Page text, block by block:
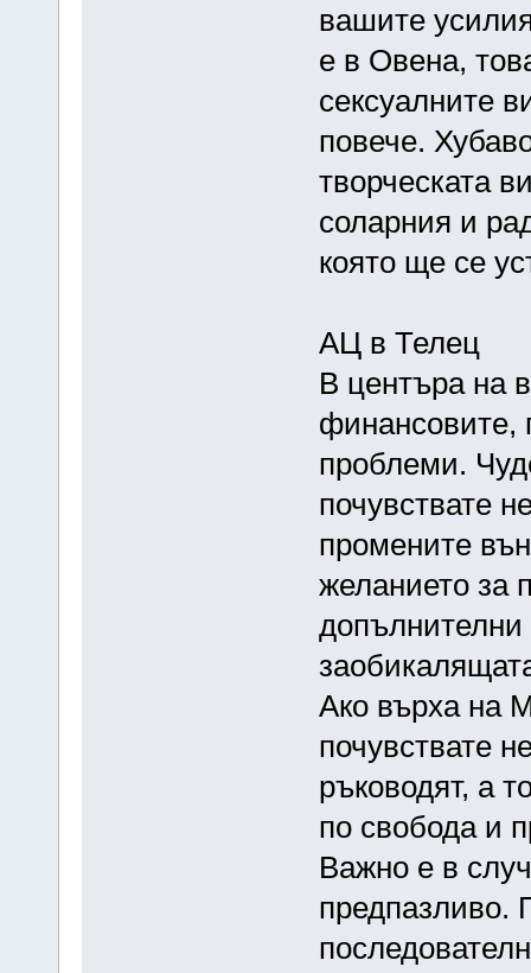
вашите
е в Овена,
сексуалните
повече.
творческата
соларния и
която ще се
АЦ в Телец
В центъра на
финансовите,
проблеми.
почувствате
промените
желанието за
Ако върха на
почувствате
ръководят, а
по свобода и
Важно е в
предпазливо.